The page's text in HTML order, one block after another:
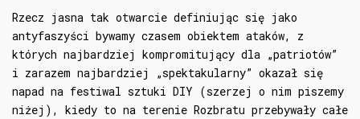
Rzecz jasna tak otwarcie definiując się jako
antyfaszyści bywamy czasem obiektem ataków, z
których najbardziej kompromitujący dla „patriotów”
i zarazem najbardziej „spektakularny” okazał się
napad na festiwal sztuki DIY (szerzej o nim piszemy
niżej), kiedy to na terenie Rozbratu przebywały całe